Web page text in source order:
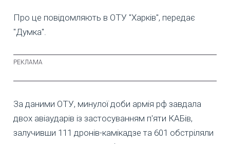
Про це повідомляють в ОТУ "Харків", передає
"Думка".
За даними ОТУ, минулої доби армія рф завдала
двох авіаударів із застосуванням п'яти КАБів,
залучивши 111 дронів-камікадзе та 601 обстріляли